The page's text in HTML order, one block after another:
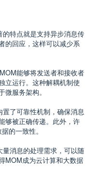
特点就是支持异步消息传
的回应，这样可以减少系
能够将发送者和接收者
立运行。这种解耦机制使
服务架构。
了可靠性机制，确保消息
够被正确传递。此外，许
的一致性。
消息的处理需求，可以随
MOM成为云计算和大数据